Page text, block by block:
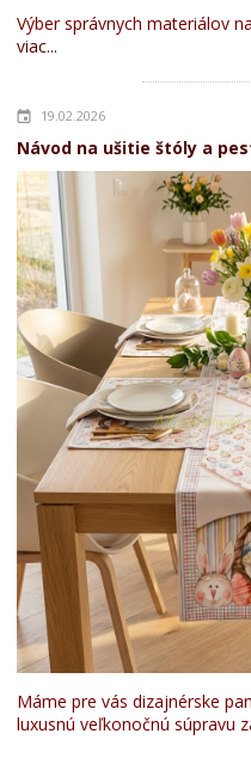
Výber správnych materiálov
viac...
19.02.2026
Návod na ušitie štóly a
Máme pre vás dizajnérske
luxusnú veľkonočnú súpravu